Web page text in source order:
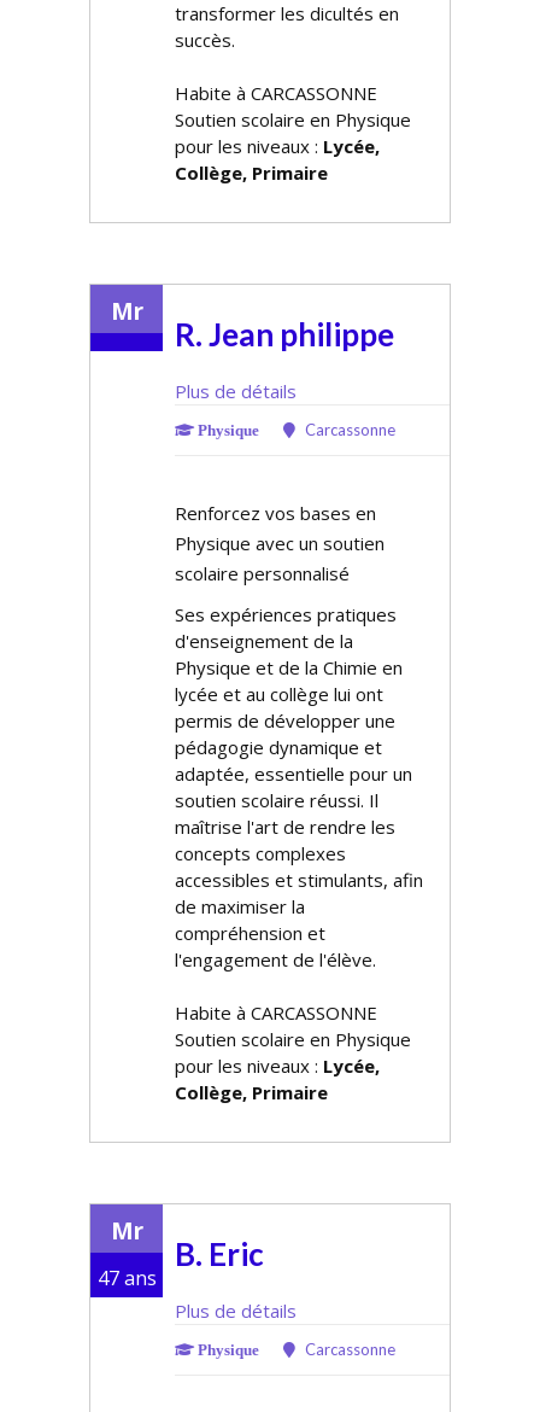
transformer les difficultés en
succès.
Habite à CARCASSONNE
Soutien scolaire en Physique
pour les niveaux : Lycée,
Collège, Primaire
Mr
R. Jean philippe
Plus de détails
Physique Carcassonne
Renforcez vos bases en
Physique avec un soutien
scolaire personnalisé
Ses expériences pratiques
d'enseignement de la
Physique et de la Chimie en
lycée et au collège lui ont
permis de développer une
pédagogie dynamique et
adaptée, essentielle pour un
soutien scolaire réussi. Il
maîtrise l'art de rendre les
concepts complexes
accessibles et stimulants, afin
de maximiser la
compréhension et
l'engagement de l'élève.
Habite à CARCASSONNE
Soutien scolaire en Physique
pour les niveaux : Lycée,
Collège, Primaire
Mr
47 ans
B. Eric
Plus de détails
Physique Carcassonne